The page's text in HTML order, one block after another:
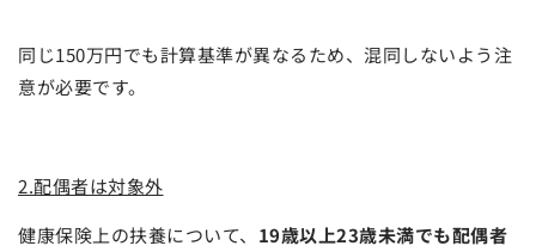
同じ150万円でも計算基準が異なるため、混同しないよう注
意が必要です。
2.配偶者は対象外
健康保険上の扶養について、 19歳以上23歳未満でも配偶者